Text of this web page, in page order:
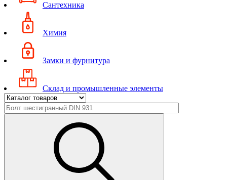
Сантехника
Химия
Замки и фурнитура
Склад и промышленные элементы